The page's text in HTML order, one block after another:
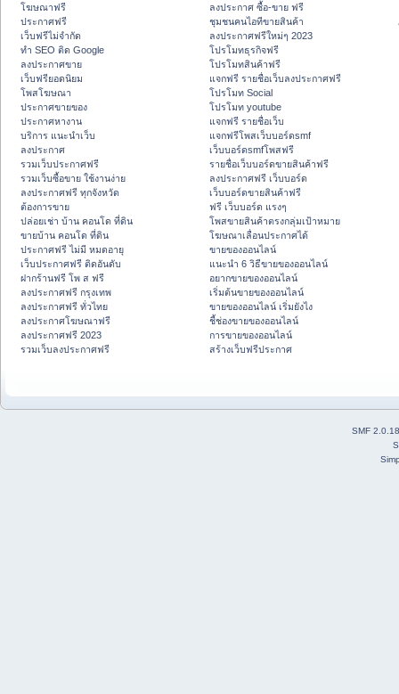
โฆษณาฟรี
ประกาศฟรี
เว็บฟรีไม่จำกัด
ทำ SEO ติด Google
ลงประกาศขาย
เว็บฟรียอดนิยม
โพสโฆษณา
ประกาศขายของ
ประกาศหางาน
บริการ แนะนำเว็บ
ลงประกาศ
รวมเว็บประกาศฟรี
รวมเว็บซื้อขาย ใช้งานง่าย
ลงประกาศฟรี ทุกจังหวัด
ต้องการขาย
ปล่อยเช่า บ้าน คอนโด ที่ดิน
ขายบ้าน คอนโด ที่ดิน
ประกาศฟรี ไม่มี หมดอายุ
เว็บประกาศฟรี ติดอันดับ
ฝากร้านฟรี โพ ส ฟรี
ลงประกาศฟรี กรุงเทพ
ลงประกาศฟรี ทั่วไทย
ลงประกาศโฆษณาฟรี
ลงประกาศฟรี 2023
รวมเว็บลงประกาศฟรี
ลงประกาศ ซื้อ-ขาย ฟรี
ชุมชนคนไอทีขายสินค้า
ลงประกาศฟรีใหม่ๆ 2023
โปรโมทธุรกิจฟรี
โปรโมทสินค้าฟรี
แจกฟรี รายชื่อเว็บลงประกาศฟรี
โปรโมท Social
โปรโมท youtube
แจกฟรี รายชื่อเว็บ
แจกฟรีโพสเว็บบอร์ดsmf
เว็บบอร์ดsmfโพสฟรี
รายชื่อเว็บบอร์ดขายสินค้าฟรี
ลงประกาศฟรี เว็บบอร์ด
เว็บบอร์ดขายสินค้าฟรี
ฟรี เว็บบอร์ด แรงๆ
โพสขายสินค้าตรงกลุ่มเป้าหมาย
โฆษณาเลื่อนประกาศได้
ขายของออนไลน์
แนะนำ 6 วิธีขายของออนไลน์
อยากขายของออนไลน์
เริ่มต้นขายของออนไลน์
ขายของออนไลน์ เริ่มยังไง
ชี้ช่องขายของออนไลน์
การขายของออนไลน์
สร้างเว็บฟรีประกาศ
SMF 2.0.18